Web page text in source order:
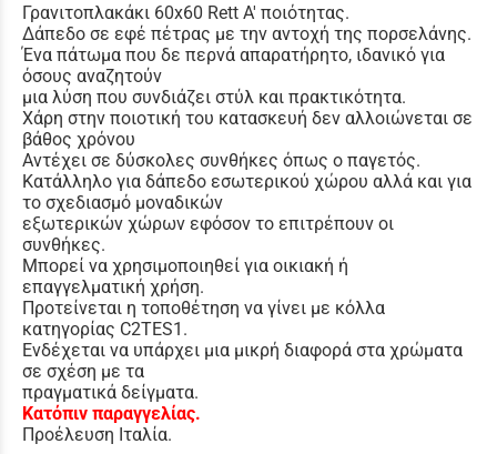
Γρανιτοπλακάκι 60x60 Rett Α' ποιότητας.
Δάπεδο σε εφέ πέτρας με την αντοχή της πορσελάνης.
Ένα πάτωμα που δε περνά απαρατήρητο, ιδανικό για
όσους αναζητούν
μια λύση που συνδιάζει στύλ και πρακτικότητα.
Χάρη στην ποιοτική του κατασκευή δεν αλλοιώνεται σε
βάθος χρόνου
Αντέχει σε δύσκολες συνθήκες όπως ο παγετός.
Κατάλληλο για δάπεδο εσωτερικού χώρου αλλά και για
το σχεδιασμό μοναδικών
εξωτερικών χώρων εφόσον το επιτρέπουν οι
συνθήκες.
Μπορεί να χρησιμοποιηθεί για οικιακή ή
επαγγελματική χρήση.
Προτείνεται η τοποθέτηση να γίνει με κόλλα
κατηγορίας C2TES1.
Ενδέχεται να υπάρχει μια μικρή διαφορά στα χρώματα
σε σχέση με τα
πραγματικά δείγματα.
Κατόπιν παραγγελίας.
Προέλευση Ιταλία.